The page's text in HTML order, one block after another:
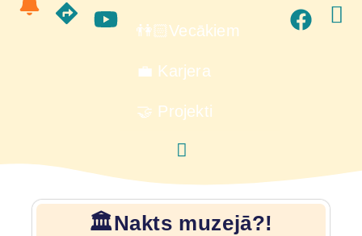
👫🏻Vecākiem
💼 Karjera
🤝 Projekti
🏛️Nakts muzejā?!